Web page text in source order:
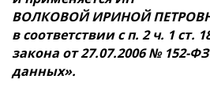
ВОЛКОВОЙ ИРИНОЙ
в соответствии с п. 2 ч. 1 ст.
закона от 27.07.2006 № 152-
данных».